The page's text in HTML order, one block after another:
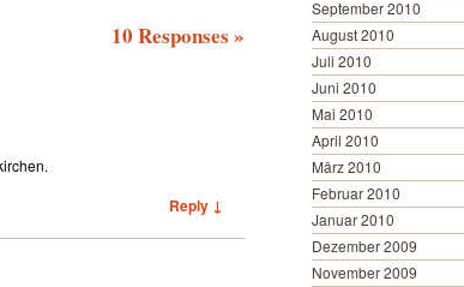
10 Responses »
Reply ↓
September 2010
August 2010
Juli 2010
Juni 2010
Mai 2010
April 2010
März 2010
Februar 2010
Januar 2010
Dezember 2009
November 2009